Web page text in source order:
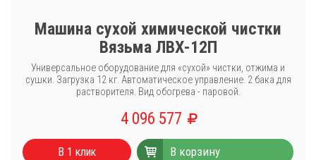
Машина сухой химической чистки
Вязьма ЛВХ-12П
Универсальное оборудование для «сухой» чистки, отжима и
сушки. Загрузка 12 кг. Автоматическое управление. 2 бака для
растворителя. Вид обогрева - паровой.
4 096 577
В 1 клик В корзину
Стиральные машины